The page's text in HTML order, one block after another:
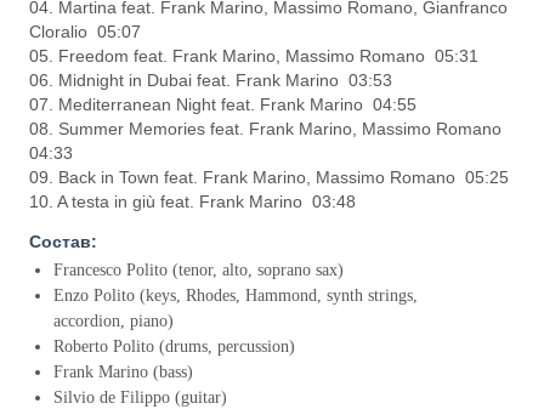
04. Martina feat. Frank Marino, Massimo Romano, Gianfranco
Cloralio 05:07
05. Freedom feat. Frank Marino, Massimo Romano 05:31
06. Midnight in Dubai feat. Frank Marino 03:53
07. Mediterranean Night feat. Frank Marino 04:55
08. Summer Memories feat. Frank Marino, Massimo Romano
04:33
09. Back in Town feat. Frank Marino, Massimo Romano 05:25
10. A testa in giù feat. Frank Marino 03:48
Состав:
Francesco Polito (tenor, alto, soprano sax)
Enzo Polito (keys, Rhodes, Hammond, synth strings,
accordion, piano)
Roberto Polito (drums, percussion)
Frank Marino (bass)
Silvio de Filippo (guitar)